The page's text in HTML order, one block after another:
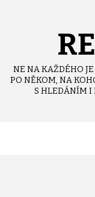
NE NA KAŽDÉHO
PO NĚKOM, NA
S HLEDÁNÍM I